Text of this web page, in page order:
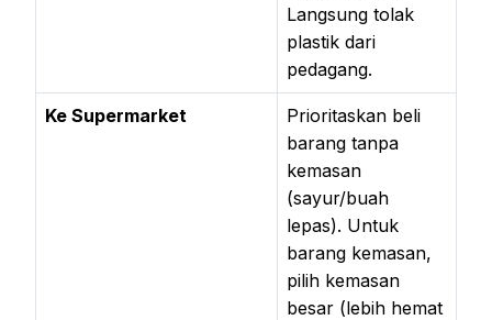
Langsung tolak
plastik dari
pedagang.
Ke Supermarket
Prioritaskan beli
barang tanpa
kemasan
(sayur/buah
lepas). Untuk
barang kemasan,
pilih kemasan
besar (lebih hemat